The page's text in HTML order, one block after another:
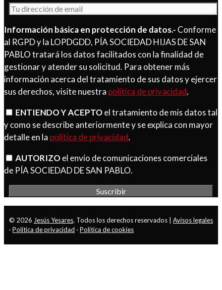
Información básica en protección de datos.- Conforme
al RGPD y la LOPDGDD, PÍA SOCIEDAD HIJAS DE SAN
PABLO tratará los datos facilitados con la finalidad de
gestionar y atender su solicitud. Para obtener más
información acerca del tratamiento de sus datos y ejercer
sus derechos, visite nuestra política de privacidad.
ENTIENDO Y ACEPTOel tratamiento de mis datos tal
y como se describe anteriormente y se explica con mayor
detalle en la política de privacidad.
AUTORIZOel envío de comunicaciones comerciales
de PÍA SOCIEDAD DE SAN PABLO.
© 2026 Jesús Yesares. Todos los derechos reservados | Avisos legales
· Política de privacidad · Política de cookies